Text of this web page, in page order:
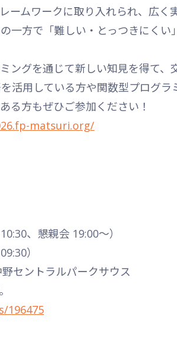
ームワークに取り入れられ、広く
一方で「難しい・とっつきにく
ングを通じて新しい知見を得て、
活用している方や関数型プログ
る方もぜひご参加ください！
matsuri.org/
、懇親会 19:00〜）
）
セントラルパークサウス
196475